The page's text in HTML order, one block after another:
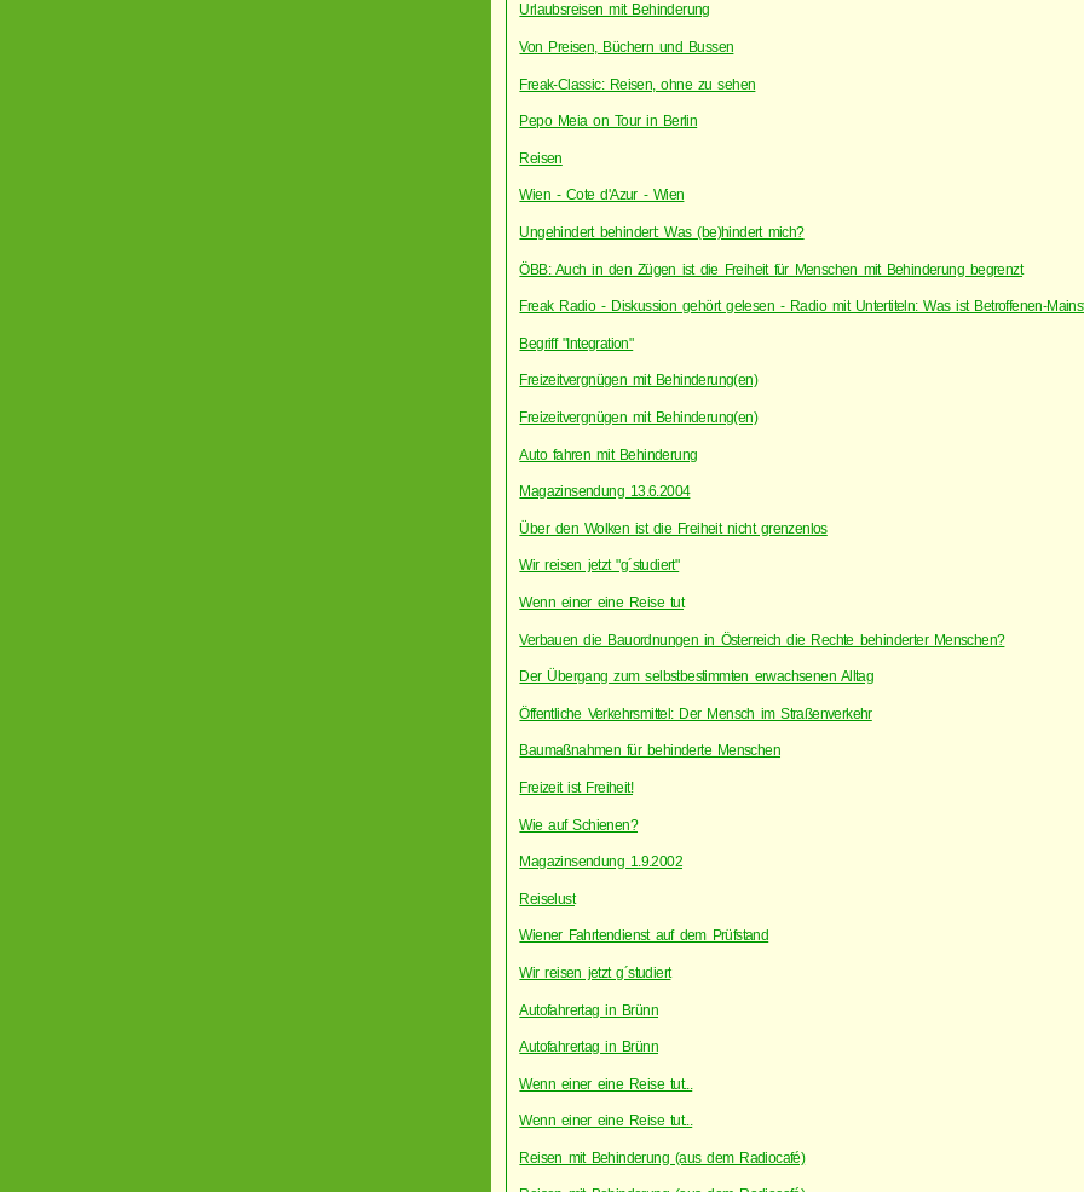
Urlaubsreisen mit Behinderung
Von Preisen, Büchern und Bussen
Freak-Classic: Reisen, ohne zu sehen
Pepo Meia on Tour in Berlin
Reisen
Wien - Cote d'Azur - Wien
Ungehindert behindert: Was (be)hindert mich?
ÖBB: Auch in den Zügen ist die Freiheit für Menschen mit Behinderung begrenzt
Freak Radio - Diskussion gehört gelesen - Radio mit Untertiteln: Was ist Betroffenen-
Begriff "Integration"
Freizeitvergnügen mit Behinderung(en)
Freizeitvergnügen mit Behinderung(en)
Auto fahren mit Behinderung
Magazinsendung 13.6.2004
Über den Wolken ist die Freiheit nicht grenzenlos
Wir reisen jetzt "g´studiert"
Wenn einer eine Reise tut
Verbauen die Bauordnungen in Österreich die Rechte behinderter Menschen?
Der Übergang zum selbstbestimmten erwachsenen Alltag
Öffentliche Verkehrsmittel: Der Mensch im Straßenverkehr
Baumaßnahmen für behinderte Menschen
Freizeit ist Freiheit!
Wie auf Schienen?
Magazinsendung 1.9.2002
Reiselust
Wiener Fahrtendienst auf dem Prüfstand
Wir reisen jetzt g´studiert
Autofahrertag in Brünn
Autofahrertag in Brünn
Wenn einer eine Reise tut...
Wenn einer eine Reise tut...
Reisen mit Behinderung (aus dem Radiocafé)